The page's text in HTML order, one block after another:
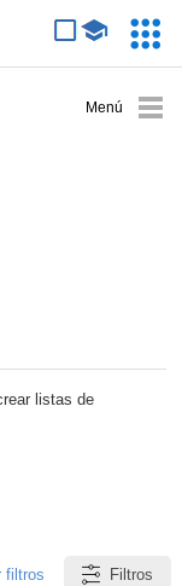
listas de
filtros Filtros